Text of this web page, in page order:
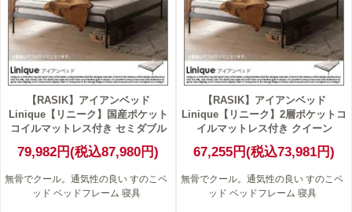
【RASIK】アイアンベッド
Linique【リニーク】国産ポケット
コイルマットレス付き セミダブル
79,982円(税込87,980円)
無骨でクール。通気性の良い すのこベ
ッド ベッドフレーム 寝具
【RASIK】アイアンベッド
Linique【リニーク】2層ポケットコ
イルマットレス付き クイーン
67,255円(税込73,981円)
無骨でクール。通気性の良い すのこベ
ッド ベッドフレーム 寝具